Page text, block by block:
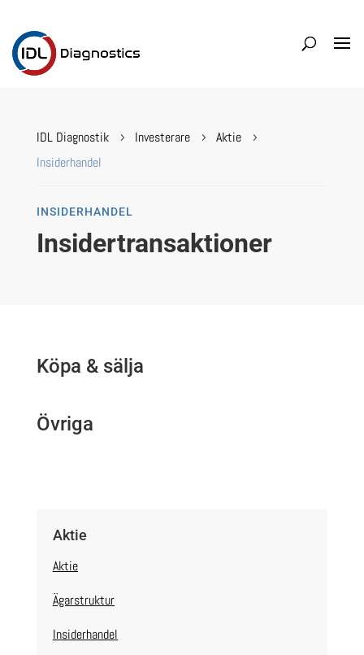
IDL Diagnostik 5 Investerare 5 Aktie 5
Insiderhandel
INSIDERHANDEL
Insidertransaktioner
Köpa & sälja
Övriga
Aktie
Aktie
Ägarstruktur
Insiderhandel